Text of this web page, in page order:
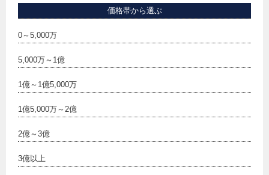
価格帯から選ぶ
0～5,000万
5,000万～1億
1億～1億5,000万
1億5,000万～2億
2億～3億
3億以上